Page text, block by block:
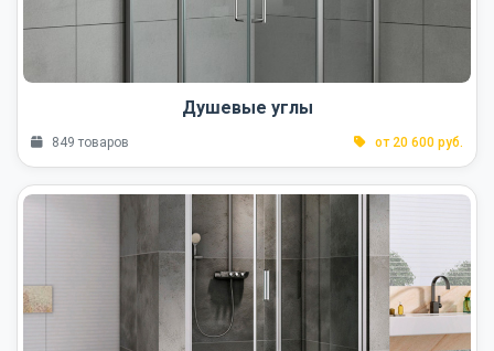
Душевые углы
849 товаров от 20 600 руб.